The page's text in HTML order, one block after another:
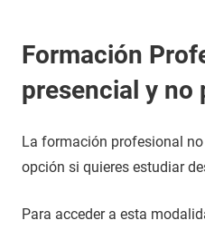
Formación
presencial y no
La formación profesional
opción si quieres estudiar
Para acceder a esta